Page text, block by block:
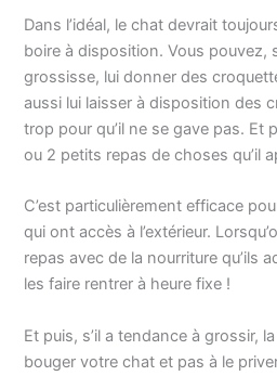
Dans l’idéal, le chat devrait
boire à disposition. Vous pouvez,
grossisse, lui donner des
aussi lui laisser à disposition des
trop pour qu’il ne se gave pas. Et
ou 2 petits repas de choses qu’il
C’est particulièrement efficace
qui ont accès à l’extérieur.
repas avec de la nourriture qu’ils
les faire rentrer à heure fixe !
Et puis, s’il a tendance à grossir,
bouger votre chat et pas à le